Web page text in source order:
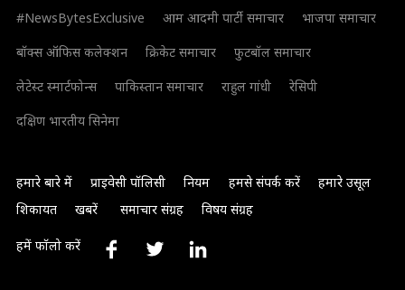
#NewsBytesExclusive
आम आदमी पार्टी समाचार
भाजपा समाचार
बॉक्स ऑफिस कलेक्शन
क्रिकेट समाचार
फुटबॉल समाचार
लेटेस्ट स्मार्टफोन्स
पाकिस्तान समाचार राहुल गांधी
रेसिपी
दक्षिण भारतीय सिनेमा
हमारे बारे में प्राइवेसी पॉलिसी नियम हमसे संपर्क करें
हमारे उसूल
शिकायत
खबरें समाचार संग्रह विषय संग्रह
हमें फॉलो करें